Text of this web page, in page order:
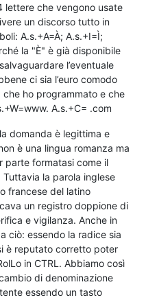
lettere che vengono usate
un discorso tutto in
A.s.+A=À; A.s.+I=Ì;
la "È" è già disponibile
l’eventuale
ci sia l’euro comodo
ho programmato e che
A.s.+C= .com
domanda è legittima e
è una lingua romanza ma
parte formatasi come il
la parola inglese
francese del latino
un registro doppione di
e vigilanza. Anche in
ciò: essendo la radice sia
è reputato corretto poter
in CTRL. Abbiamo così
di denominazione
essendo un tasto